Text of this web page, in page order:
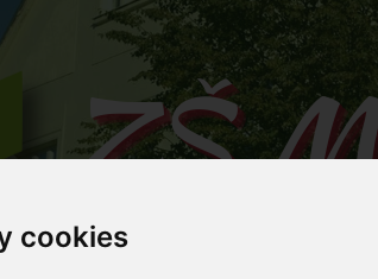
cookies
ZŠ
Co se v Mládí